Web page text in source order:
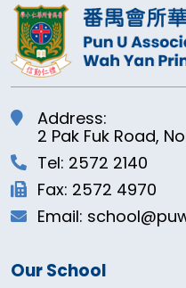
Address:
2 Pak Fuk Road,
Tel: 2572 2140
Fax: 2572 4970
Email:
Our School